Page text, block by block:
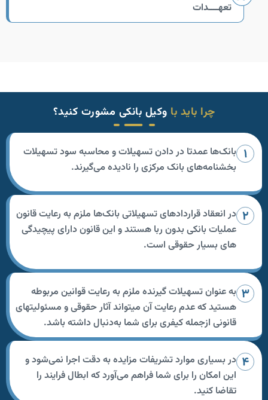
تعهــــدات
چرا باید با وکیل بانکی مشورت کنید؟
بانک‌ها عمدتا در دادن تسهیلات و محاسبه سود تسهیلات
بخشنامه‌های بانک مرکزی را نادیده می‌گیرند.
در انعقاد قرارداد‌های تسهیلاتی بانک‌ها ملزم به رعایت قانون
عملیات بانکی بدون ربا هستند و این قانون دارای پیچیدگی
های بسیار حقوقی است.
به عنوان تسهیلات گیرنده ملزم به رعایت قوانین مربوطه
هستید که عدم رعایت آن میتواند آثار حقوقی و مسئولیتهای
قانونی ازجمله کیفری برای شما به‌دنبال داشته باشد.
در بسیاری موارد تشریفات مزایده به دقت اجرا نمی‌شود و
این امکان را برای شما فراهم می‌آورد که ابطال فرایند را
تقاضا کنید.